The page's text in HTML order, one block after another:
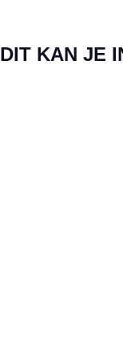
Productgalerij overslaan
DIT KAN JE